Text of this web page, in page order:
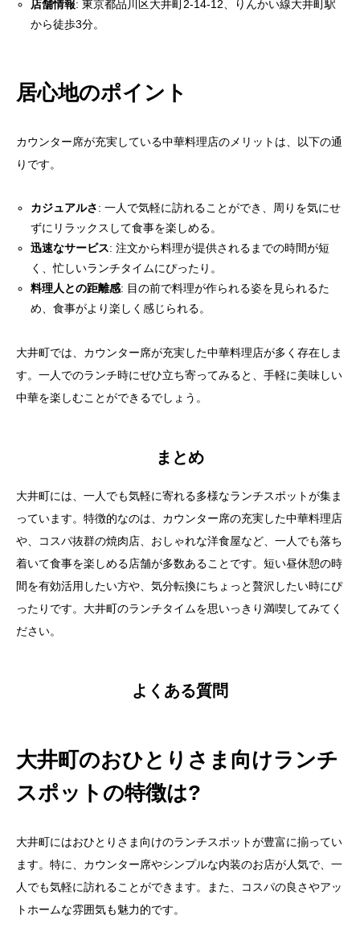
店舗情報: 東京都品川区大井町2-14-12、りんかい線大井町駅
から徒歩3分。
居心地のポイント
カウンター席が充実している中華料理店のメリットは、以下の通
りです。
カジュアルさ: 一人で気軽に訪れることができ、周りを気にせ
ずにリラックスして食事を楽しめる。
迅速なサービス: 注文から料理が提供されるまでの時間が短
く、忙しいランチタイムにぴったり。
料理人との距離感: 目の前で料理が作られる姿を見られるた
め、食事がより楽しく感じられる。
大井町では、カウンター席が充実した中華料理店が多く存在しま
す。一人でのランチ時にぜひ立ち寄ってみると、手軽に美味しい
中華を楽しむことができるでしょう。
まとめ
大井町には、一人でも気軽に寄れる多様なランチスポットが集ま
っています。特徴的なのは、カウンター席の充実した中華料理店
や、コスパ抜群の焼肉店、おしゃれな洋食屋など、一人でも落ち
着いて食事を楽しめる店舗が多数あることです。短い昼休憩の時
間を有効活用したい方や、気分転換にちょっと贅沢したい時にぴ
ったりです。大井町のランチタイムを思いっきり満喫してみてく
ださい。
よくある質問
大井町のおひとりさま向けランチ
スポットの特徴は?
大井町にはおひとりさま向けのランチスポットが豊富に揃ってい
ます。特に、カウンター席やシンプルな内装のお店が人気で、一
人でも気軽に訪れることができます。また、コスパの良さやアッ
トホームな雰囲気も魅力的です。